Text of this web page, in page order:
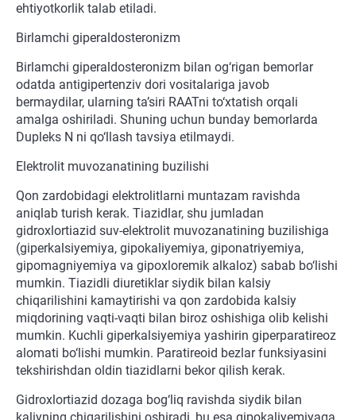
ehtiyotkorlik talab etiladi.
Birlamchi giperaldosteronizm
Birlamchi giperaldosteronizm bilan og‘rigan bemorlar
odatda antigipertenziv dori vositalariga javob
bermaydilar, ularning ta’siri RAATni to‘xtatish orqali
amalga oshiriladi. Shuning uchun bunday bemorlarda
Dupleks N ni qo‘llash tavsiya etilmaydi.
Elektrolit muvozanatining buzilishi
Qon zardobidagi elektrolitlarni muntazam ravishda
aniqlab turish kerak. Tiazidlar, shu jumladan
gidroxlortiazid suv-elektrolit muvozanatining buzilishiga
(giperkalsiyemiya, gipokaliyemiya, giponatriyemiya,
gipomagniyemiya va gipoxloremik alkaloz) sabab bo‘lishi
mumkin. Tiazidli diuretiklar siydik bilan kalsiy
chiqarilishini kamaytirishi va qon zardobida kalsiy
miqdorining vaqti-vaqti bilan biroz oshishiga olib kelishi
mumkin. Kuchli giperkalsiyemiya yashirin giperparatireoz
alomati bo‘lishi mumkin. Paratireoid bezlar funksiyasini
tekshirishdan oldin tiazidlarni bekor qilish kerak.
Gidroxlortiazid dozaga bog‘liq ravishda siydik bilan